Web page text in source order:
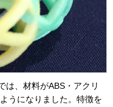
は、材料がABS・アクリ
うになりました。特徴を